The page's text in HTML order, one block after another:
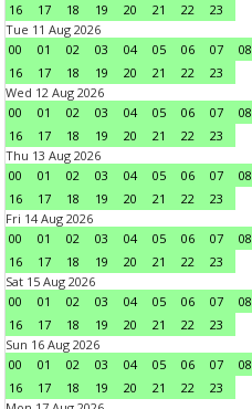
16
17 18 19 20 21 22
23
Tue 11 Aug 2026
00
01 02 03 04 05 06 07 08
16
17 18 19 20 21 22
23
Wed 12 Aug 2026
00
01 02 03 04 05 06 07 08
16
17 18 19 20 21 22
23
Thu 13 Aug 2026
00
01 02 03 04 05 06 07 08
16
17 18 19 20 21 22
23
Fri 14 Aug 2026
00
01 02 03 04 05 06 07 08
16
17 18 19 20 21 22
23
Sat 15 Aug 2026
00
01 02 03 04 05 06 07 08
16
17 18 19 20 21 22
23
Sun 16 Aug 2026
00
01 02 03 04 05 06 07 08
16
17 18 19 20 21 22
23